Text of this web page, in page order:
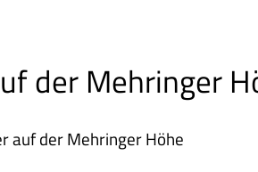
der Mehringer
auf der Mehringer Höhe